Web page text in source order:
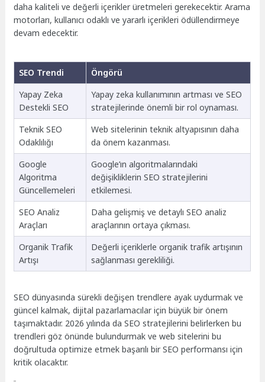
daha kaliteli ve değerli içerikler üretmeleri gerekecektir. Arama
motorları, kullanıcı odaklı ve yararlı içerikleri ödüllendirmeye
devam edecektir.
SEO Trendi
Öngörü
Yapay Zeka
Destekli SEO
Yapay zeka kullanımının artması ve SEO
stratejilerinde önemli bir rol oynaması.
Teknik SEO
Odaklılığı
Web sitelerinin teknik altyapısının daha
da önem kazanması.
Google
Algoritma
Güncellemeleri
Google’ın algoritmalarındaki
değişikliklerin SEO stratejilerini
etkilemesi.
SEO Analiz
Araçları
Daha gelişmiş ve detaylı SEO analiz
araçlarının ortaya çıkması.
Organik Trafik
Artışı
Değerli içeriklerle organik trafik artışının
sağlanması gerekliliği.
SEO dünyasında sürekli değişen trendlere ayak uydurmak ve
güncel kalmak, dijital pazarlamacılar için büyük bir önem
taşımaktadır. 2026 yılında da SEO stratejilerini belirlerken bu
trendleri göz önünde bulundurmak ve web sitelerini bu
doğrultuda optimize etmek başarılı bir SEO performansı için
kritik olacaktır.